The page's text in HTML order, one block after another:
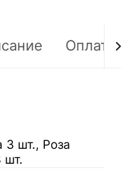
Оплата
3 шт., Роза
шт.